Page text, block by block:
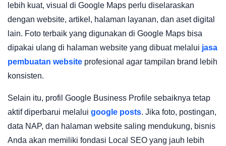
lebih kuat, visual di Google Maps perlu diselaraskan
dengan website, artikel, halaman layanan, dan aset digital
lain. Foto terbaik yang digunakan di Google Maps bisa
dipakai ulang di halaman website yang dibuat melalui jasa
pembuatan website profesional agar tampilan brand lebih
konsisten.
Selain itu, profil Google Business Profile sebaiknya tetap
aktif diperbarui melalui google posts. Jika foto, postingan,
data NAP, dan halaman website saling mendukung, bisnis
Anda akan memiliki fondasi Local SEO yang jauh lebih